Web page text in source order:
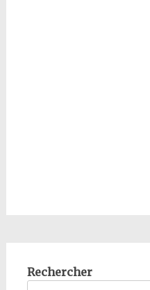
Rechercher